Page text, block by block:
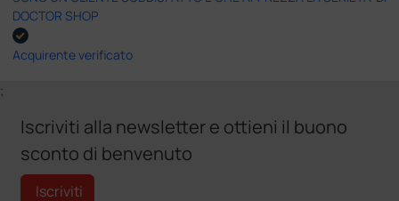
DOCTOR SHOP
Acquirente verificato
;
Iscriviti alla newsletter e ottieni il buono
sconto di benvenuto
Iscriviti